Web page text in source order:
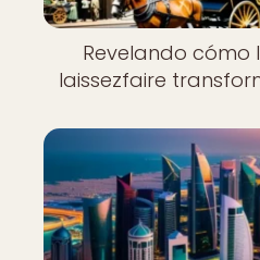
Revelando cómo
laissezfaire